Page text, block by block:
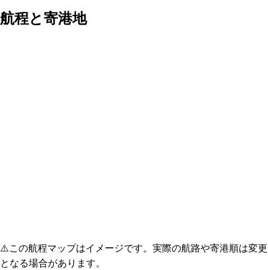
航程と寄港地
⚠️この航程マップはイメージです。実際の航路や寄港順は変更
となる場合があります。